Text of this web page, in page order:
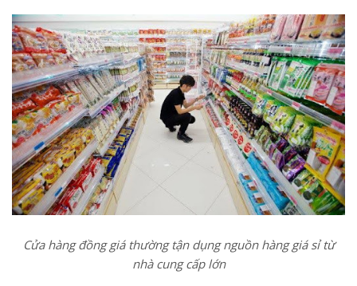
Cửa hàng đồng giá thường tận dụng nguồn hàng giá sỉ từ
nhà cung cấp lớn